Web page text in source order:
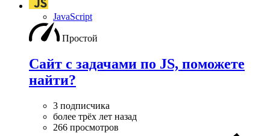
JavaScript
Простой
Сайт с задачами по JS, поможете
найти?
3 подписчика
более трёх лет назад
266 просмотров